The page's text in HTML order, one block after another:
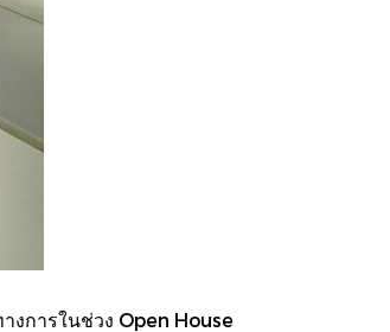
งการในช่วง Open House